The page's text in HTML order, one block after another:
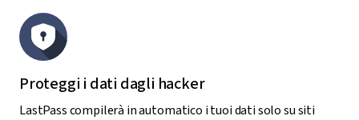
Proteggi i dati dagli hacker
LastPass compilerà in automatico i tuoi dati solo su siti